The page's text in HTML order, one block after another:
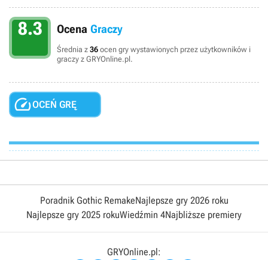
8.3 Ocena Graczy
Średnia z 36 ocen gry wystawionych przez użytkowników i
graczy z GRYOnline.pl.
OCEŃ GRĘ
Poradnik Gothic RemakeNajlepsze gry 2026 roku
Najlepsze gry 2025 rokuWiedźmin 4Najbliższe premiery
GRYOnline.pl: